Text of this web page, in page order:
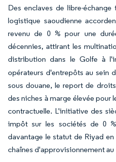
Des enclaves de libre-
logistique saoudienne
revenu de 0 % pour une
décennies, attirant les
distribution dans le Golfe à
opérateurs d'entrepôts au sein
sous douane, le report de
des niches à marge élevée pour
contractuelle. L'initiative des
impôt sur les sociétés de 0
davantage le statut de Riyad
chaînes d'approvisionnement